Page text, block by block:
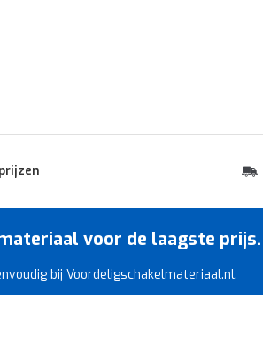
voor de laagste prijs.
bij Voordeligschakelmateriaal.nl.